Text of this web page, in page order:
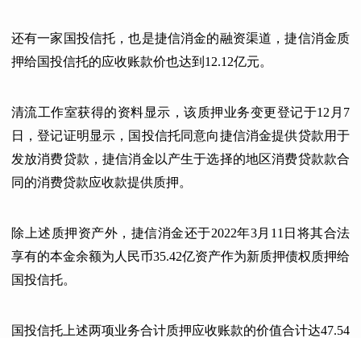
还有一家国投信托，也是捷信消金的融资渠道，捷信消金质
押给国投信托的应收账款价也达到12.12亿元。
清流工作室获得的资料显示，该质押业务变更登记于12月7
日，登记证明显示，国投信托同意向捷信消金提供贷款用于
发放消费贷款，捷信消金以产生于选择的地区消费贷款款合
同的消费贷款应收款提供质押。
除上述质押资产外，捷信消金还于2022年3月11日将其合法
享有的本金余额为人民币35.42亿资产作为新质押债权质押给
国投信托。
国投信托上述两项业务合计质押应收账款的价值合计达47.54